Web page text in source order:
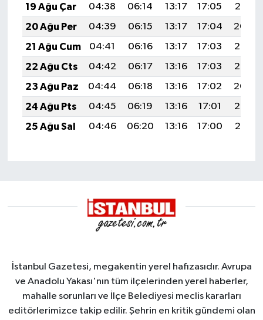
19 Ağu Çar
04:38 06:14 13:17 17:05
20:10
20 Ağu Per
04:39 06:15 13:17 17:04
20:09
21 Ağu Cum
04:41 06:16 13:17 17:03
20:07
22 Ağu Cts
04:42 06:17 13:16 17:03
20:06
23 Ağu Paz
04:44 06:18 13:16 17:02
20:04
24 Ağu Pts
04:45 06:19 13:16 17:01
20:03
25 Ağu Sal
04:46 06:20 13:16 17:00 20:01
İstanbul Gazetesi, megakentin yerel hafızasıdır. Avrupa
ve Anadolu Yakası'nın tüm ilçelerinden yerel haberler,
mahalle sorunları ve İlçe Belediyesi meclis kararları
editörlerimizce takip edilir. Şehrin en kritik gündemi olan